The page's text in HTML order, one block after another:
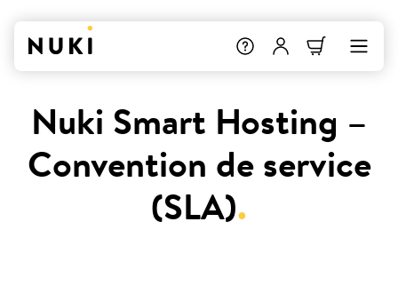
Nuki Smart Hosting –
Convention de service
(SLA).